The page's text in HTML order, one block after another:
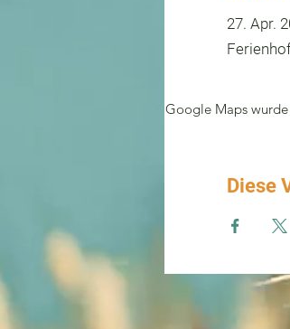
27. Apr.
Google Maps
Diese